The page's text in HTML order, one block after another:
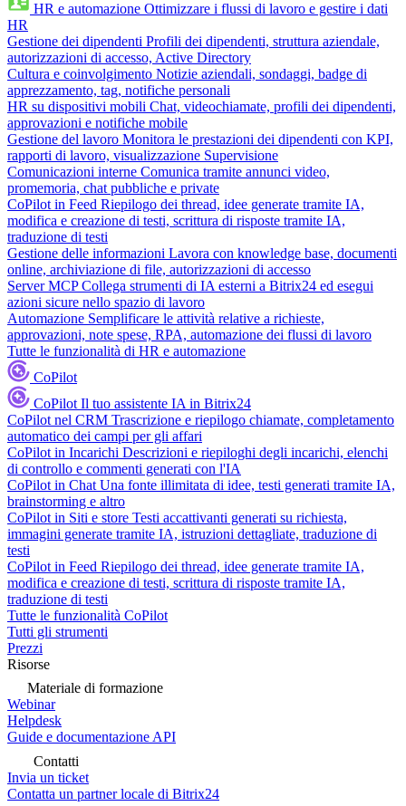
HR e automazione Ottimizzare i flussi di lavoro e gestire i dati
HR
Gestione dei dipendenti Profili dei dipendenti, struttura aziendale,
autorizzazioni di accesso, Active Directory
Cultura e coinvolgimento Notizie aziendali, sondaggi, badge di
apprezzamento, tag, notifiche personali
HR su dispositivi mobili Chat, videochiamate, profili dei dipendenti,
approvazioni e notifiche mobile
Gestione del lavoro Monitora le prestazioni dei dipendenti con KPI,
rapporti di lavoro, visualizzazione Supervisione
Comunicazioni interne Comunica tramite annunci video,
promemoria, chat pubbliche e private
CoPilot in Feed Riepilogo dei thread, idee generate tramite IA,
modifica e creazione di testi, scrittura di risposte tramite IA,
traduzione di testi
Gestione delle informazioni Lavora con knowledge base, documenti
online, archiviazione di file, autorizzazioni di accesso
Server MCP Collega strumenti di IA esterni a Bitrix24 ed esegui
azioni sicure nello spazio di lavoro
Automazione Semplificare le attività relative a richieste,
approvazioni, note spese, RPA, automazione dei flussi di lavoro
Tutte le funzionalità di HR e automazione
CoPilot
CoPilot Il tuo assistente IA in Bitrix24
CoPilot nel CRM Trascrizione e riepilogo chiamate, completamento
automatico dei campi per gli affari
CoPilot in Incarichi Descrizioni e riepiloghi degli incarichi, elenchi
di controllo e commenti generati con l'IA
CoPilot in Chat Una fonte illimitata di idee, testi generati tramite IA,
brainstorming e altro
CoPilot in Siti e store Testi accattivanti generati su richiesta,
immagini generate tramite IA, istruzioni dettagliate, traduzione di
testi
CoPilot in Feed Riepilogo dei thread, idee generate tramite IA,
modifica e creazione di testi, scrittura di risposte tramite IA,
traduzione di testi
Tutte le funzionalità CoPilot
Tutti gli strumenti
Prezzi
Risorse
Materiale di formazione
Webinar
Helpdesk
Guide e documentazione API
Contatti
Invia un ticket
Contatta un partner locale di Bitrix24